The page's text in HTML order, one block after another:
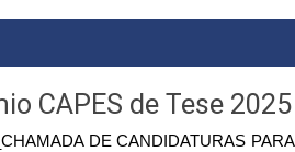
CAPES de Tese 2025
DE CANDIDATURAS PARA